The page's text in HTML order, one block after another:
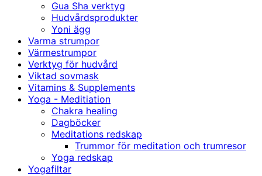
Gua Sha verktyg
Hudvårdsprodukter
Yoni ägg
Varma strumpor
Värmestrumpor
Verktyg för hudvård
Viktad sovmask
Vitamins & Supplements
Yoga - Meditiation
Chakra healing
Dagböcker
Meditations redskap
Trummor för meditation och trumresor
Yoga redskap
Yogafiltar